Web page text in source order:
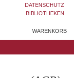
DATENSCHUTZ
BIBLIOTHEKEN
WARENKORB